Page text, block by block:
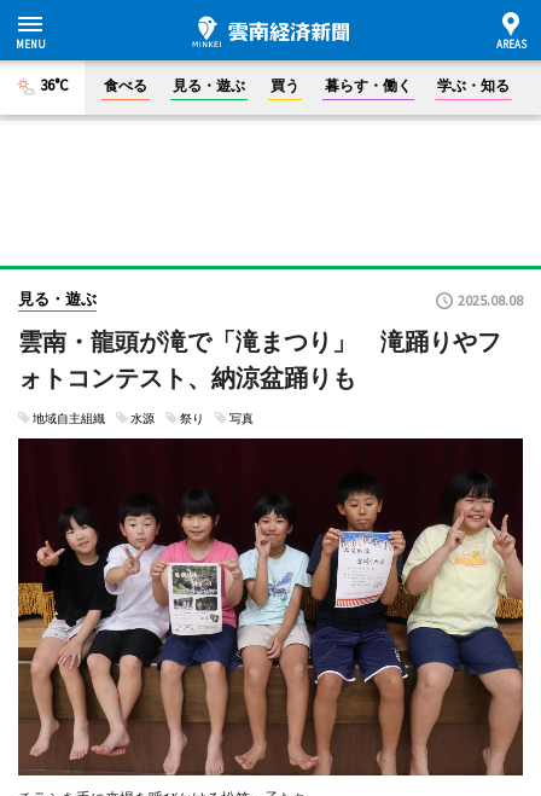
36°C 食べる 見る・遊ぶ 買う 暮らす・働く 学ぶ・知る
見る・遊ぶ 2025.08.08
雲南・龍頭が滝で「滝まつり」 滝踊りやフ
ォトコンテスト、納涼盆踊りも
地域自主組織 水源 祭り 写真